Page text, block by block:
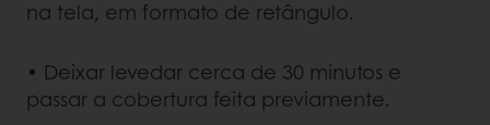
na tela, em formato de retângulo.
• Deixar levedar cerca de 30 minutos e
passar a cobertura feita previamente.